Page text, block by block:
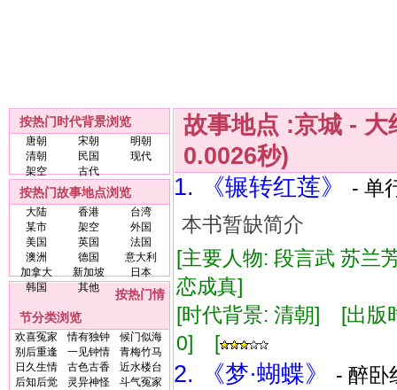
按热门时代背景浏览
唐朝 宋朝
明朝
清朝
民国
现代
架空
古代
按热门故事地点浏览
大陆 香港
台湾
某市
架空
外国
美国
英国
法国
澳洲
德国
意大利
加拿大
新加坡
日本
韩国
其他
按热门情
节分类浏览
欢喜冤家 情有独钟
候门似海
别后重逢
一见钟情
青梅竹马
日久生情
古色古香
近水楼台
后知后觉
灵异神怪
斗气冤家
故事地点 :京城 -
0.0026秒)
1. 《辗转红莲》
- 单
本书暂缺简介
[主要人物: 段言武 苏
恋成真]
[时代背景: 清朝] [出
0] [
2. 《梦·蝴蝶》
- 醉卧